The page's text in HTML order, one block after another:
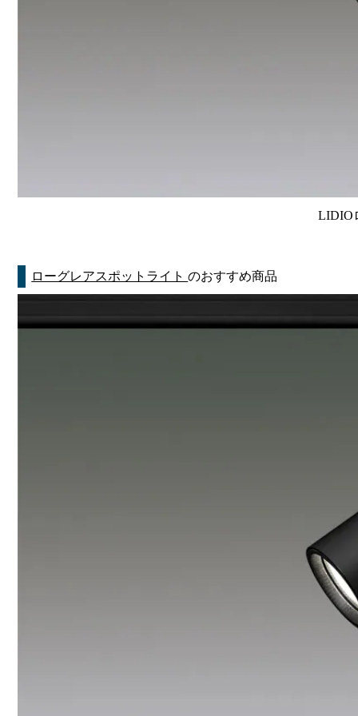
LIDIO
ローグレアスポットライトのおすすめ商品